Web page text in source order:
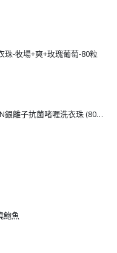
珠-牧場+爽+玫瑰葡萄-80粒
[J111043] 日本BON BON銀離子抗菌啫喱洗衣珠 (80粒)
鮑魚